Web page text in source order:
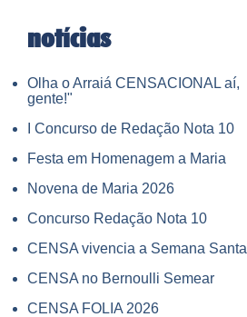
notícias
Olha o Arraiá CENSACIONAL aí,
gente!"
I Concurso de Redação Nota 10
Festa em Homenagem a Maria
Novena de Maria 2026
Concurso Redação Nota 10
CENSA vivencia a Semana Santa
CENSA no Bernoulli Semear
CENSA FOLIA 2026